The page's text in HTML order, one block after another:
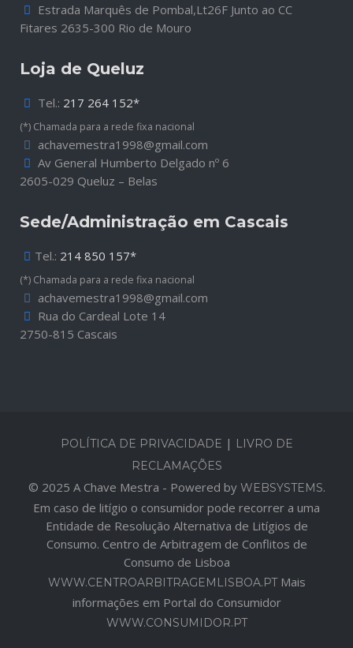
Estrada Marquês de Pombal,Lt26F Junto ao CC
Fitares 2635-300 Rio de Mouro
Loja de Queluz
Tel.: 217 264 152*
(*) Chamada para a rede fixa nacional
achavemestra1998@gmail.com
Av General Humberto Delgado nº 6
2605-029 Queluz – Belas
Sede/Administração em Cascais
Tel.: 214 850 157*
(*) Chamada para a rede fixa nacional
achavemestra1998@gmail.com
Rua do Cardeal Lote 14
2750-815 Cascais
POLÍTICA DE PRIVACIDADE | LIVRO DE
RECLAMAÇÕES
© 2025 A Chave Mestra - Powered by WEBSYSTEMS.
Em caso de litígio o consumidor pode recorrer a uma
Entidade de Resolução Alternativa de Litígios de
Consumo. Centro de Arbitragem de Conflitos de
Consumo de Lisboa
WWW.CENTROARBITRAGEMLISBOA.PTMais
informações em Portal do Consumidor
WWW.CONSUMIDOR.PT